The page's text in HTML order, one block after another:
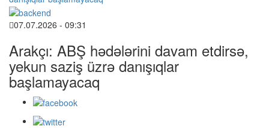
07.07.2026 - 09:31
Arakçı: ABŞ hədələrini davam etdirsə,
yekun saziş üzrə danışıqlar
başlamayacaq